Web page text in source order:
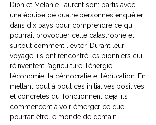
Dion et Mélanie Laurent sont partis avec
une équipe de quatre personnes enquêter
dans dix pays pour comprendre ce qui
pourrait provoquer cette catastrophe et
surtout comment l'éviter. Durant leur
voyage, ils ont rencontré les pionniers qui
réinventent l’agriculture, l’énergie,
l’économie, la démocratie et l’éducation. En
mettant bout à bout ces initiatives positives
et concrètes qui fonctionnent déjà, ils
commencent à voir émerger ce que
pourrait être le monde de demain…